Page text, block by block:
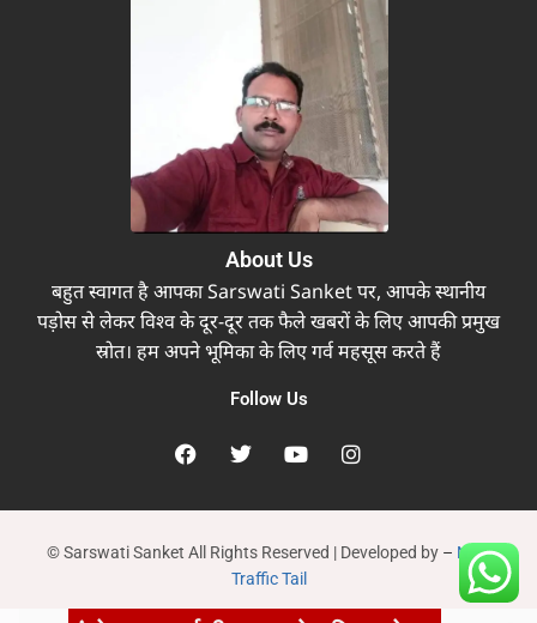
About Us
बहुत स्वागत है आपका Sarswati Sanket पर, आपके स्थानीय
पड़ोस से लेकर विश्व के दूर-दूर तक फैले खबरों के लिए आपकी प्रमुख
स्रोत। हम अपने भूमिका के लिए गर्व महसूस करते हैं
Follow Us
© Sarswati Sanket All Rights Reserved | Developed by – New
Traffic Tail